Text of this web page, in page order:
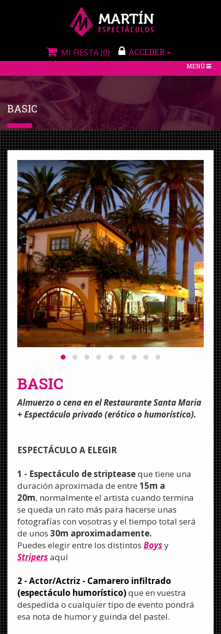
MI FIESTA(0) ACCEDER
TOGGLE
MENÚ
BASIC
BASIC
Almuerzo o cena en el Restaurante Santa Maria
+ Espectáculo privado (erótico o humorístico).
ESPECTÁCULO A ELEGIR
1 - Espectáculo de stripteaseque tiene una
duración aproximada de entre 15m a
20m, normalmente el artista cuando termina
se queda un rato más para hacerse unas
fotografías con vosotras y el tiempo total será
de unos 30m aproximadamente.
Puedes elegir entre los distintos Boysy
Stripersaquí
2 - Actor/Actriz - Camarero infiltrado
(espectáculo humorístico)que en vuestra
despedida o cualquier tipo de evento pondrá
esa nota de humor y guinda del pastel.